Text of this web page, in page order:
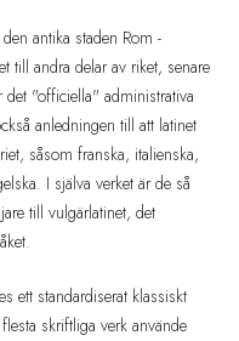
antika staden Rom -
till andra delar av riket, senare
"officiella" administrativa
anledningen till att latinet
såsom franska, italienska,
I själva verket är de så
till vulgärlatinet, det
ett standardiserat klassiskt
skriftliga verk använde